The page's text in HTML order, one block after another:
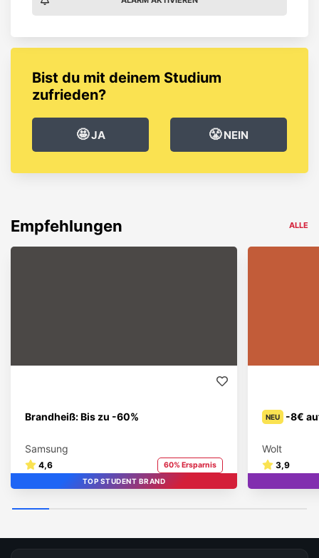
Bist du mit deinem Studium
zufrieden?
🤩JA 😤NEIN
Empfehlungen ALLE
Brandheiß: Bis zu -60%
Samsung
4,6 60% Ersparnis
TOP STUDENT BRAND
NEU -8€
Wolt
3,9